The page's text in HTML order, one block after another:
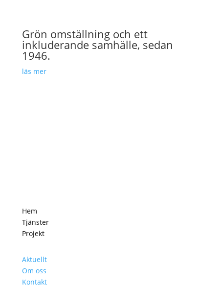
Grön omställning och ett
inkluderande samhälle, sedan
1946.
läs mer
Hem
Tjänster
Projekt
Aktuellt
Om oss
Kontakt